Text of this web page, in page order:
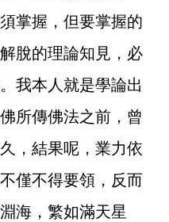
掌握，但要掌握的
脫的理論知見，必
我本人就是學論出
所傳佛法之前，曾
，結果呢，業力依
僅不得要領，反而
海，繁如滿天星